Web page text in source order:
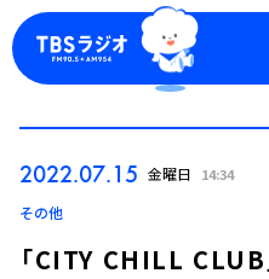
2022.07.15 金曜日 14:34
その他
「CITY CHILL CLUB